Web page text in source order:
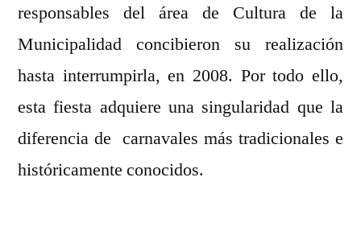
responsables del área de Cultura de la
Municipalidad concibieron su realización
hasta interrumpirla, en 2008. Por todo ello,
esta fiesta adquiere una singularidad que la
diferencia de carnavales más tradicionales e
históricamente conocidos.